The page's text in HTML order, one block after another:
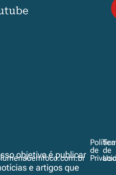
objetivo é publicar
e artigos que
de de